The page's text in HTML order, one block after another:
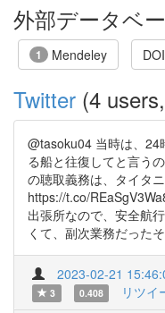
外部データベ
1 Mendeley
Twitter (4
@tasoku04 当時は、24
る船と往復してと言う
の聴取義務は、タイタ
https://t.co/
出張所なので、安全航
くて、副次業務だった
2023-02-21
3
0.408 リツイ